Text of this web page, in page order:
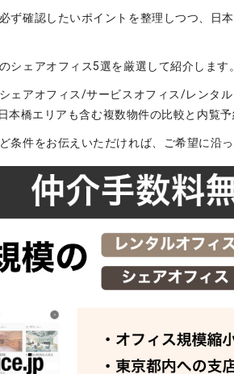
ず確認したいポイントを整理しつつ、日
シェアオフィス5選を厳選して紹介します。
ェアオフィス/サービスオフィス/レンタ
本橋エリアも含む複数物件の比較と内覧予
条件をお伝えいただければ、ご希望に沿